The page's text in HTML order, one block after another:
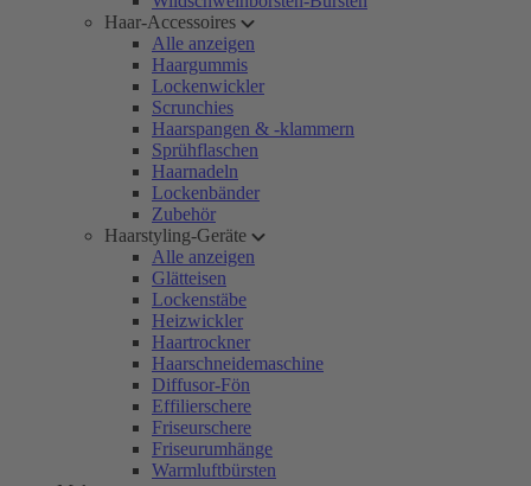
Haar-Accessoires
Alle anzeigen
Haargummis
Lockenwickler
Scrunchies
Haarspangen & -klammern
Sprühflaschen
Haarnadeln
Lockenbänder
Zubehör
Haarstyling-Geräte
Alle anzeigen
Glätteisen
Lockenstäbe
Heizwickler
Haartrockner
Haarschneidemaschine
Diffusor-Fön
Effilierschere
Friseurschere
Friseurumhänge
Warmluftbürsten